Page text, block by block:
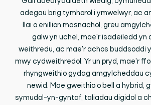
adegau brig tymhorol i ymwelwyr, ac
llai o enillion masnachol, greu
galw yn uchel, mae'r isadeiledd yn
weithredu, ac mae'r achos buddsoddi
mwy cydweithredol. Yr un pryd, mae'r
rhyngweithio gydag amgylcheddau
newid. Mae gweithio o bell a hybrid,
symudol-yn-gyntaf, taliadau digidol a